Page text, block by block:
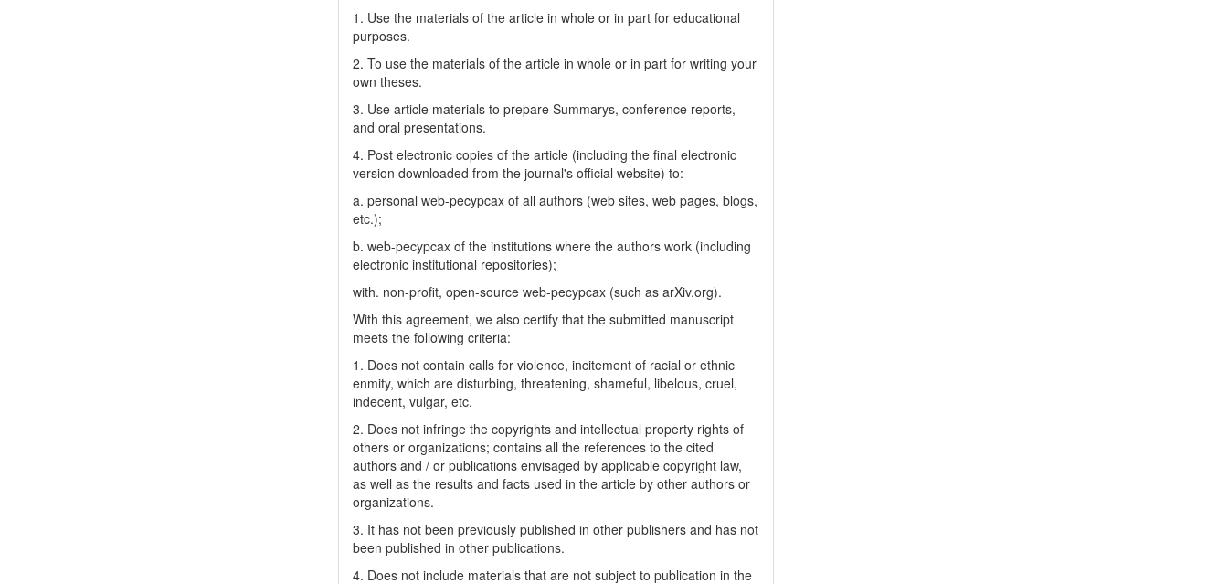
1. Use the materials of the article in whole or in part for educational
purposes.
2. To use the materials of the article in whole or in part for writing your
own theses.
3. Use article materials to prepare Summarys, conference reports,
and oral presentations.
4. Post electronic copies of the article (including the final electronic
version downloaded from the journal's official website) to:
a. personal web-pecypcax of all authors (web sites, web pages, blogs,
etc.);
b. web-pecypcax of the institutions where the authors work (including
electronic institutional repositories);
with. non-profit, open-source web-pecypcax (such as arXiv.org).
With this agreement, we also certify that the submitted manuscript
meets the following criteria:
1. Does not contain calls for violence, incitement of racial or ethnic
enmity, which are disturbing, threatening, shameful, libelous, cruel,
indecent, vulgar, etc.
2. Does not infringe the copyrights and intellectual property rights of
others or organizations; contains all the references to the cited
authors and / or publications envisaged by applicable copyright law,
as well as the results and facts used in the article by other authors or
organizations.
3. It has not been previously published in other publishers and has not
been published in other publications.
4. Does not include materials that are not subject to publication in the